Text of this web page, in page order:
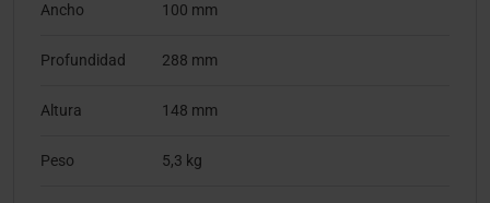
Ancho 100 mm
Profundidad 288 mm
Altura 148 mm
Peso 5,3 kg